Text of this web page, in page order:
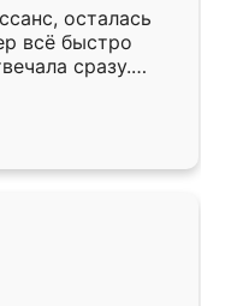
осталась
всё быстро
сразу.
подошёл к
Собрали
даже